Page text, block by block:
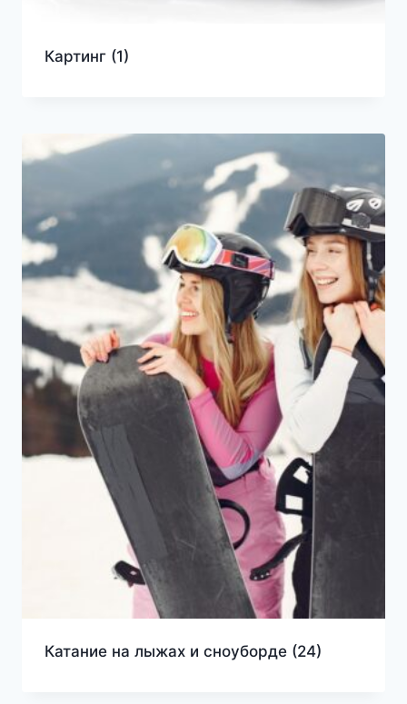
Картинг (1)
Катание на лыжах и сноуборде (24)